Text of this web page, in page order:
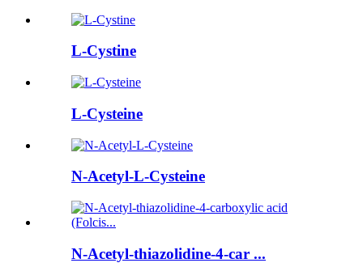
L-Cystine
L-Cysteine
N-Acetyl-L-Cysteine
N-Acetyl-thiazolidine-4-car ...